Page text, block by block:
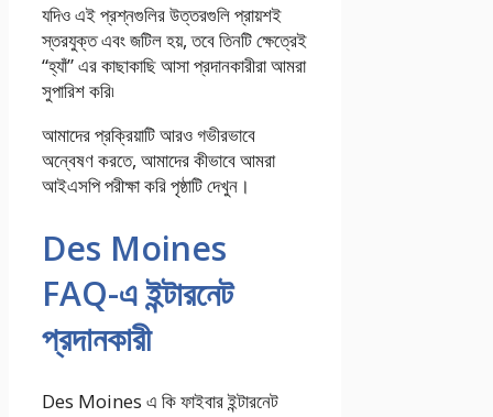
যদিও এই প্রশ্নগুলির উত্তরগুলি প্রায়শই
স্তরযুক্ত এবং জটিল হয়, তবে তিনটি ক্ষেত্রেই
“হ্যাঁ” এর কাছাকাছি আসা প্রদানকারীরা আমরা
সুপারিশ করি৷
আমাদের প্রক্রিয়াটি আরও গভীরভাবে
অন্বেষণ করতে, আমাদের কীভাবে আমরা
আইএসপি পরীক্ষা করি পৃষ্ঠাটি দেখুন।
Des Moines
FAQ-এ ইন্টারনেট
প্রদানকারী
Des Moines এ কি ফাইবার ইন্টারনেট